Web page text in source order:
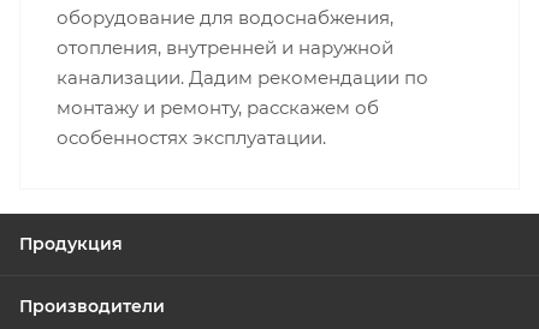
оборудование для водоснабжения,
отопления, внутренней и наружной
канализации. Дадим рекомендации по
монтажу и ремонту, расскажем об
особенностях эксплуатации.
Продукция
Производители